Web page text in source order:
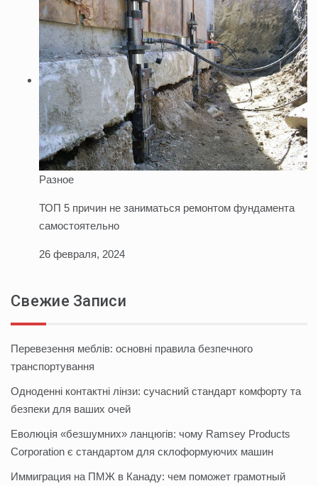
Разное
ТОП 5 причин не заниматься ремонтом фундамента
самостоятельно
26 февраля, 2024
Свежие Записи
Перевезення меблів: основні правила безпечного
транспортування
Одноденні контактні лінзи: сучасний стандарт комфорту та
безпеки для ваших очей
Еволюція «безшумних» ланцюгів: чому Ramsey Products
Corporation є стандартом для склоформуючих машин
Иммиграция на ПМЖ в Канаду: чем поможет грамотный